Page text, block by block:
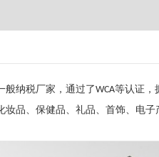
般纳税厂家，通过了WCA等认证，
品、保健品、礼品、首饰、电子